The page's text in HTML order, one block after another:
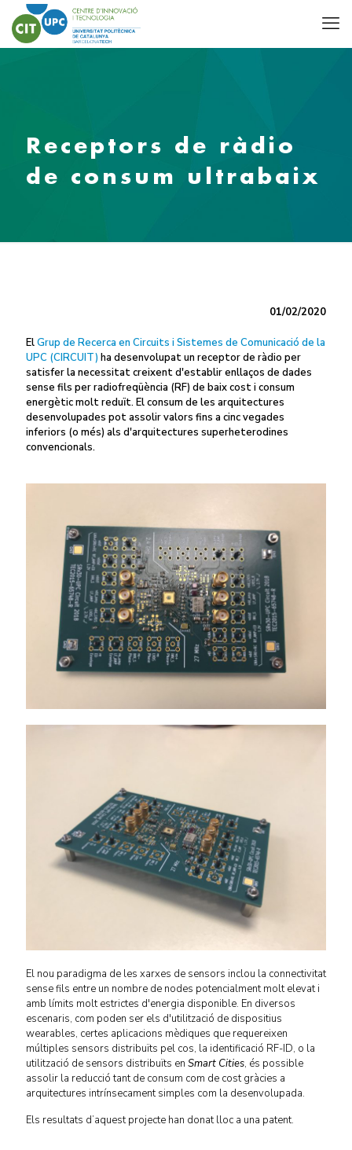
Receptors de ràdio
de consum ultrabaix
01/02/2020
ElGrup de Recerca en Circuits i Sistemes de Comunicació de la
UPC (CIRCUIT) ha desenvolupat un receptor de ràdio per
satisfer la necessitat creixent d'establir enllaços de dades
sense fils per radiofreqüència (RF) de baix cost i consum
energètic molt reduït. El consum de les arquitectures
desenvolupades pot assolir valors fins a cinc vegades
inferiors (o més) als d'arquitectures superheterodines
convencionals.
El nou paradigma de les xarxes de sensors inclou la connectivitat
sense fils entre un nombre de nodes potencialment molt elevat i
amb límits molt estrictes d'energia disponible. En diversos
escenaris, com poden ser els d'utilització de dispositius
wearables, certes aplicacions mèdiques que requereixen
múltiples sensors distribuïts pel cos, la identificació RF-ID, o la
utilització de sensors distribuïts en Smart Cities, és possible
assolir la reducció tant de consum com de cost gràcies a
arquitectures intrínsecament simples com la desenvolupada.
Els resultats d’aquest projecte han donat lloc a una patent.